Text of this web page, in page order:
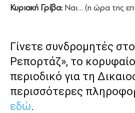
Κυριακή Γρίβα: Ναι… (η ώρα της
Γίνετε συνδρομητές
Ρεπορτάζ», το κορυφαίο
περιοδικό για τη
περισσότερες
εδώ.